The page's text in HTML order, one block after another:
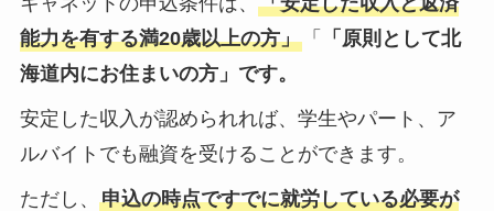
能力を有する満20歳以上の方」「
「原則として北
海道内にお住まいの方」です。
安定した収入が認められれば、学生やパート、ア
ルバイトでも融資を受けることができます。
ただし、 申込の時点ですでに就労している必要が